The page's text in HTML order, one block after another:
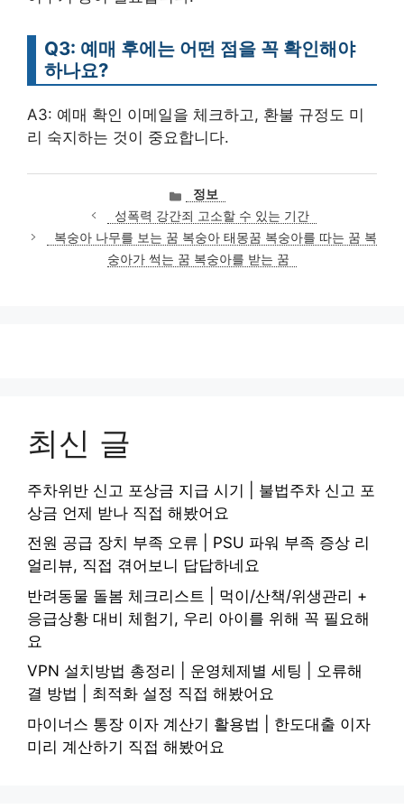
Q3: 예매 후에는 어떤 점을 꼭 확인해야
하나요?
A3: 예매 확인 이메일을 체크하고, 환불 규정도 미
리 숙지하는 것이 중요합니다.
카
테
고
리
정보
성폭력 강간죄 고소할 수 있는 기간
복숭아 나무를 보는 꿈 복숭아 태몽꿈 복숭아를 따는 꿈 복
숭아가 썩는 꿈 복숭아를 받는 꿈
최신 글
주차위반 신고 포상금 지급 시기 | 불법주차 신고 포
상금 언제 받나 직접 해봤어요
전원 공급 장치 부족 오류 | PSU 파워 부족 증상 리
얼리뷰, 직접 겪어보니 답답하네요
반려동물 돌봄 체크리스트 | 먹이/산책/위생관리 +
응급상황 대비 체험기, 우리 아이를 위해 꼭 필요해
요
VPN 설치방법 총정리 | 운영체제별 세팅 | 오류해
결 방법 | 최적화 설정 직접 해봤어요
마이너스 통장 이자 계산기 활용법 | 한도대출 이자
미리 계산하기 직접 해봤어요